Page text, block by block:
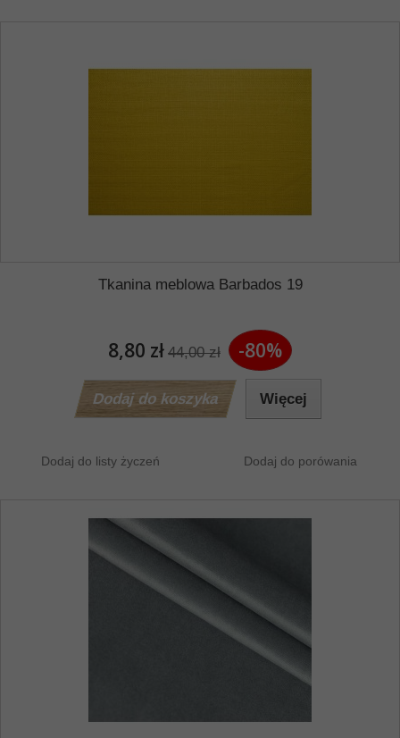
Tkanina meblowa Barbados 19
8,80 zł 44,00 zł -80%
Dodaj do koszyka Więcej
Dodaj do listy życzeń Dodaj do porówania